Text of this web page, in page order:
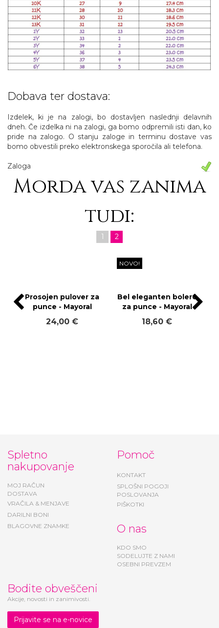
Dobava ter dostava:
Izdelek, ki je na zalogi, bo dostavljen naslednji delavnih
dneh. Če izdelka ni na zalogi, ga bomo odpremili isti dan, ko
pride na zalogo. O stanju zaloge in terminu dostave vas
bomo obvestili preko elektronskega sporočila ali telefona.
Zaloga
Morda vas zanima
tudi:
1 2
NOVO!
Spletno
nakupovanje
MOJ RAČUN
DOSTAVA
VRAČILA & MENJAVE
DARILNI BONI
BLAGOVNE ZNAMKE
Pomoč
KONTAKT
SPLOŠNI POGOJI
POSLOVANJA
PIŠKOTKI
O nas
KDO SMO
SODELUJTE Z NAMI
OSEBNI PREVZEM
Bodite obveščeni
Akcije, novosti in zanimivosti.
Prijavite se na e-novice